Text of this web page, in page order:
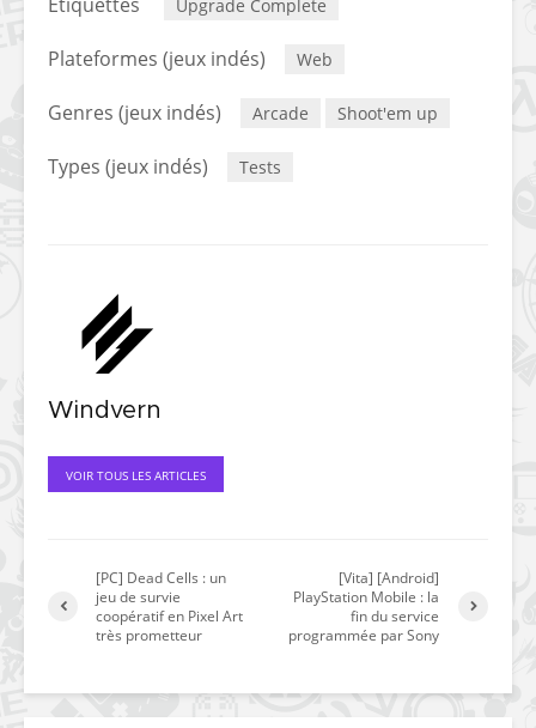
Upgrade Complete
Plateformes (jeux indés) Web
Genres (jeux indés) Arcade Shoot'em up
Types (jeux indés) Tests
Windvern
VOIR TOUS LES ARTICLES
[PC] Dead Cells : un
jeu de survie
coopératif en Pixel Art
très prometteur
[Vita] [Android]
PlayStation Mobile : la
fin du service
programmée par Sony